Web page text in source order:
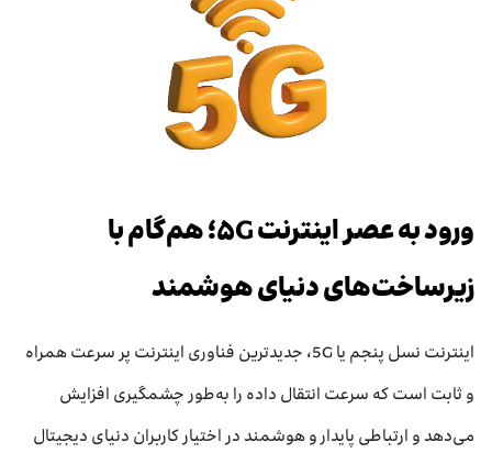
ورود به عصر اینترنت 5G؛ هم‌گام با
زیرساخت‌های دنیای هوشمند
اینترنت نسل پنجم یا 5G، جدیدترین فناوری اینترنت پر سرعت همراه
و ثابت است که سرعت انتقال داده را به‌طور چشمگیری افزایش
می‌دهد و ارتباطی پایدار و هوشمند در اختیار کاربران دنیای دیجیتال